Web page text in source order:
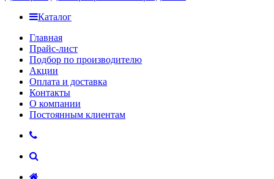
Каталог
Главная
Прайс-лист
Подбор по производителю
Акции
Оплата и доставка
Контакты
О компании
Постоянным клиентам